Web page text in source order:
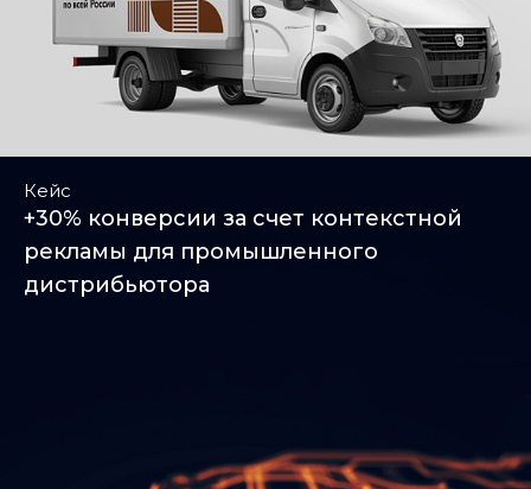
Кейс
+30% конверсии за счет контекстной
рекламы для промышленного
дистрибьютора